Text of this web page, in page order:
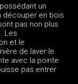
un
découper en bois
pas non plus
Les
et le
de laver le
avec la pointe
pas entrer